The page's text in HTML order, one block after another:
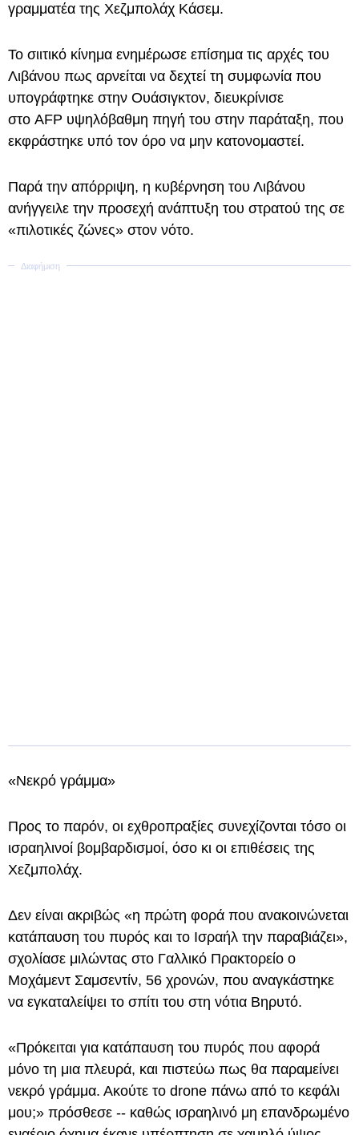
γραμματέα της Χεζμπολάχ Κάσεμ.
Το σιιτικό κίνημα ενημέρωσε επίσημα τις αρχές του
Λιβάνου πως αρνείται να δεχτεί τη συμφωνία που
υπογράφτηκε στην Ουάσιγκτον, διευκρίνισε
στο AFP υψηλόβαθμη πηγή του στην παράταξη, που
εκφράστηκε υπό τον όρο να μην κατονομαστεί.
Παρά την απόρριψη, η κυβέρνηση του Λιβάνου
ανήγγειλε την προσεχή ανάπτυξη του στρατού της σε
«πιλοτικές ζώνες» στον νότο.
«Νεκρό γράμμα»
Προς το παρόν, οι εχθροπραξίες συνεχίζονται τόσο οι
ισραηλινοί βομβαρδισμοί, όσο κι οι επιθέσεις της
Χεζμπολάχ.
Δεν είναι ακριβώς «η πρώτη φορά που ανακοινώνεται
κατάπαυση του πυρός και το Ισραήλ την παραβιάζει»,
σχολίασε μιλώντας στο Γαλλικό Πρακτορείο ο
Μοχάμεντ Σαμσεντίν, 56 χρονών, που αναγκάστηκε
να εγκαταλείψει το σπίτι του στη νότια Βηρυτό.
«Πρόκειται για κατάπαυση του πυρός που αφορά
μόνο τη μια πλευρά, και πιστεύω πως θα παραμείνει
νεκρό γράμμα. Ακούτε το drone πάνω από το κεφάλι
μου;» πρόσθεσε -- καθώς ισραηλινό μη επανδρωμένο